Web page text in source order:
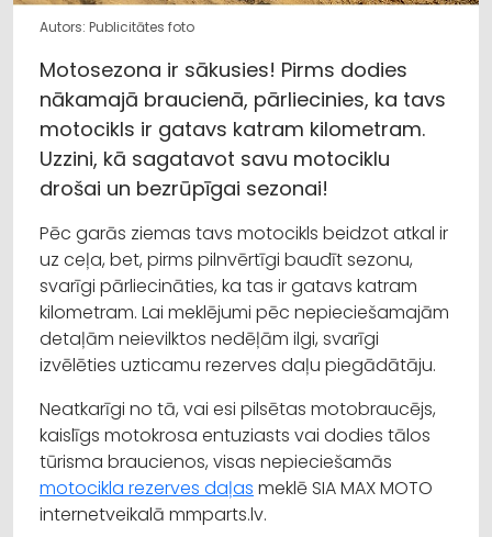
Autors: Publicitātes foto
Motosezona ir sākusies! Pirms dodies
nākamajā braucienā, pārliecinies, ka tavs
motocikls ir gatavs katram kilometram.
Uzzini, kā sagatavot savu motociklu
drošai un bezrūpīgai sezonai!
Pēc garās ziemas tavs motocikls beidzot atkal ir
uz ceļa, bet, pirms pilnvērtīgi baudīt sezonu,
svarīgi pārliecināties, ka tas ir gatavs katram
kilometram. Lai meklējumi pēc nepieciešamajām
detaļām neievilktos nedēļām ilgi, svarīgi
izvēlēties uzticamu rezerves daļu piegādātāju.
Neatkarīgi no tā, vai esi pilsētas motobraucējs,
kaislīgs motokrosa entuziasts vai dodies tālos
tūrisma braucienos, visas nepieciešamās
motocikla rezerves daļas meklē SIA MAX MOTO
internetveikalā mmparts.lv.